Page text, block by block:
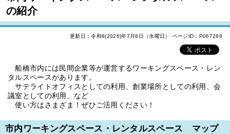
の紹介
更新日：令和8(2026)年7月8日（水曜日） ページID：P067289
船橋市内には民間企業等が運営するワーキングスペース・レン
タルスペースがあります。
サテライトオフィスとしての利用、創業場所としての利用、会
議室としての利用、など
使い方はさまざま！ぜひご活用ください！
市内ワーキングスペース・レンタルスペース マップ